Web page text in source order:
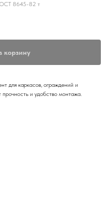
8645-82 т
корзину
для каркасов, ограждений и
и удобство монтажа.